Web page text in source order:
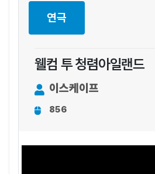
연극
웰컴 투 청렴아일랜드
이스케이프
856